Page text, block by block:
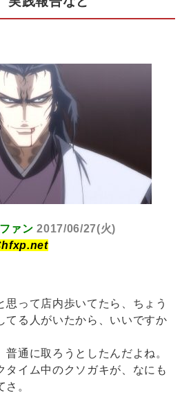
ァン 2017/06/27(火)
思って店内歩いてたら、ちょう
てる人がいたから、いいですか
通に取ろうとしたんだよね。
タイム中のクソガキが、なにも
。